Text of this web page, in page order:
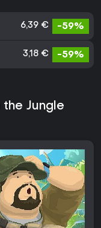
6,39 € -59%
3,18 € -59%
the Jungle